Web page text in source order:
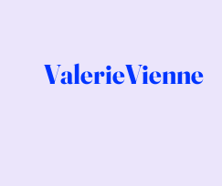
ValerieVienne